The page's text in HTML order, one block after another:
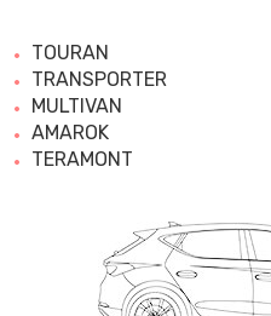
TOURAN
TRANSPORTER
MULTIVAN
AMAROK
TERAMONT